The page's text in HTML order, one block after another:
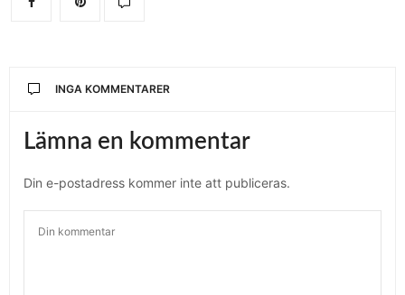
INGA KOMMENTARER
Lämna en kommentar
Din e-postadress kommer inte att publiceras.